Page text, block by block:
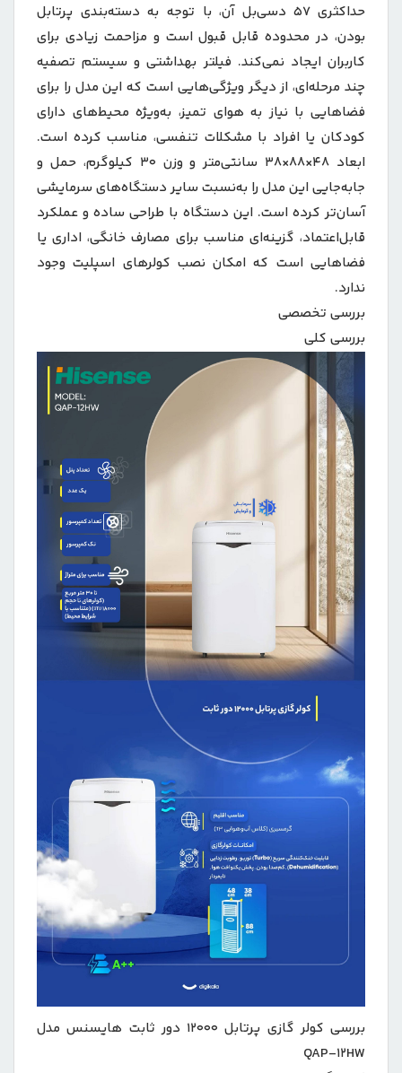
حداکثری ۵۷ دسی‌بل آن، با توجه به دسته‌بندی پرتابل
بودن، در محدوده قابل قبول است و مزاحمت زیادی برای
کاربران ایجاد نمی‌کند. فیلتر بهداشتی و سیستم تصفیه
چند مرحله‌ای، از دیگر ویژگی‌هایی است که این مدل را برای
فضاهایی با نیاز به هوای تمیز، به‌ویژه محیط‌های دارای
کودکان یا افراد با مشکلات تنفسی، مناسب کرده است.
ابعاد ۴۸×۸۸×۳۸ سانتی‌متر و وزن ۳۰ کیلوگرم، حمل و
جابه‌جایی این مدل را به‌نسبت سایر دستگاه‌های سرمایشی
آسان‌تر کرده است. این دستگاه با طراحی ساده و عملکرد
قابل‌اعتماد، گزینه‌ای مناسب برای مصارف خانگی، اداری یا
فضاهایی است که امکان نصب کولرهای اسپلیت وجود
ندارد.
بررسی تخصصی
بررسی کلی
بررسی کولر گازی پرتابل 12000 دور ثابت هایسنس مدل
QAP-12HW